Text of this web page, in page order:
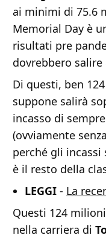
ai minimi di 75.6
Memorial Day è
risultati pre
dovrebbero
Di questi, ben
suppone salirà
incasso di
(ovviamente
perché gli
è il resto della
LEGGI - La
Questi 124
nella carriera di